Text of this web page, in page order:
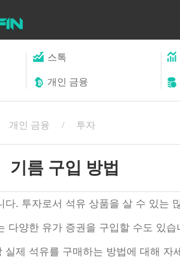
스톡
개인 금융
개인 금융 투자
기름 구입 방법
다. 투자로서 석유 상품을 살 수 있는
다양한 유가 증권을 구입할 수도 있
실제 석유를 구매하는 방법에 대해 자